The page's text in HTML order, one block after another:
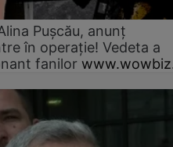
Pușcău, anunț
în operație! Vedeta a
fanilor